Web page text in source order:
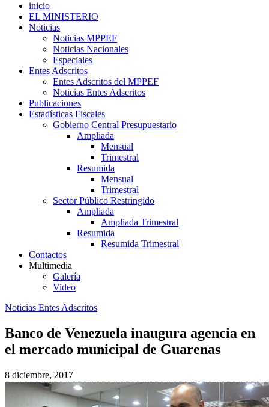
inicio
EL MINISTERIO
Noticias
Noticias MPPEF
Noticias Nacionales
Especiales
Entes Adscritos
Entes Adscritos del MPPEF
Noticias Entes Adscritos
Publicaciones
Estadísticas Fiscales
Gobierno Central Presupuestario
Ampliada
Mensual
Trimestral
Resumida
Mensual
Trimestral
Sector Público Restringido
Ampliada
Ampliada Trimestral
Resumida
Resumida Trimestral
Contactos
Multimedia
Galería
Video
Noticias Entes Adscritos
Banco de Venezuela inaugura agencia en
el mercado municipal de Guarenas
8 diciembre, 2017